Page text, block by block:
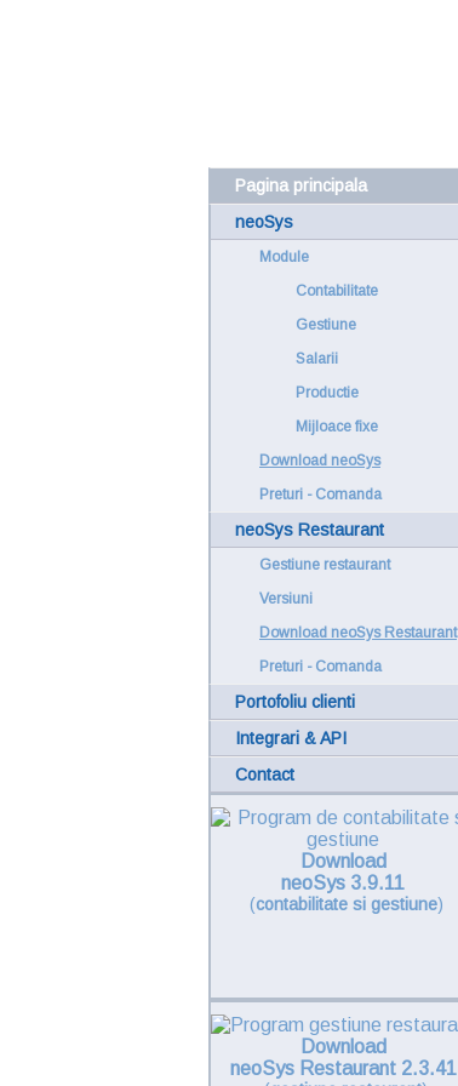
Pagina principala
neoSys
Module
Contabilitate
Gestiune
Salarii
Productie
Mijloace fixe
Download neoSys
Preturi - Comanda
neoSys Restaurant
Gestiune restaurant
Versiuni
Download neoSys Restaurant
Preturi - Comanda
Portofoliu clienti
Integrari & API
Contact
Download
neoSys 3.9.11
(contabilitate si gestiune)
Download
neoSys Restaurant 2.3.41